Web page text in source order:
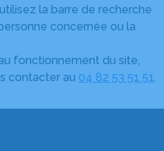
la barre de recherche
concernée ou la
fonctionnement du site,
contacter au 04 82 53 51 51.